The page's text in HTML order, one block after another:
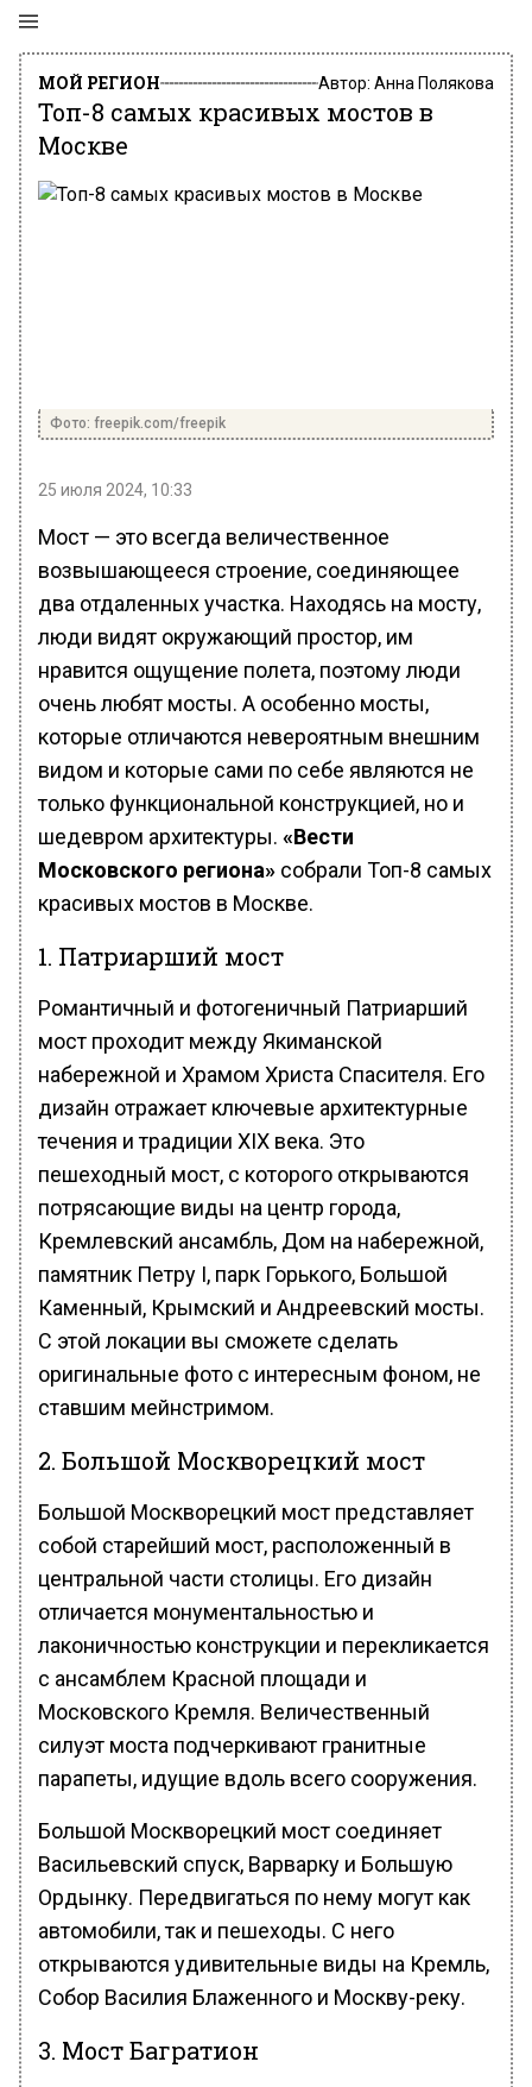
МОЙ РЕГИОН Автор: Анна Полякова
Топ-8 самых красивых мостов в
Москве
Фото: freepik.com/freepik
25 июля 2024, 10:33
Мост — это всегда величественное
возвышающееся строение, соединяющее
два отдаленных участка. Находясь на мосту,
люди видят окружающий простор, им
нравится ощущение полета, поэтому люди
очень любят мосты. А особенно мосты,
которые отличаются невероятным внешним
видом и которые сами по себе являются не
только функциональной конструкцией, но и
шедевром архитектуры. «Вести
Московского региона» собрали Топ-8 самых
красивых мостов в Москве.
1. Патриарший мост
Романтичный и фотогеничный Патриарший
мост проходит между Якиманской
набережной и Храмом Христа Спасителя. Его
дизайн отражает ключевые архитектурные
течения и традиции XIX века. Это
пешеходный мост, с которого открываются
потрясающие виды на центр города,
Кремлевский ансамбль, Дом на набережной,
памятник Петру I, парк Горького, Большой
Каменный, Крымский и Андреевский мосты.
С этой локации вы сможете сделать
оригинальные фото с интересным фоном, не
ставшим мейнстримом.
2. Большой Москворецкий мост
Большой Москворецкий мост представляет
собой старейший мост, расположенный в
центральной части столицы. Его дизайн
отличается монументальностью и
лаконичностью конструкции и перекликается
с ансамблем Красной площади и
Московского Кремля. Величественный
силуэт моста подчеркивают гранитные
парапеты, идущие вдоль всего сооружения.
Большой Москворецкий мост соединяет
Васильевский спуск, Варварку и Большую
Ордынку. Передвигаться по нему могут как
автомобили, так и пешеходы. С него
открываются удивительные виды на Кремль,
Собор Василия Блаженного и Москву-реку.
3. Мост Багратион